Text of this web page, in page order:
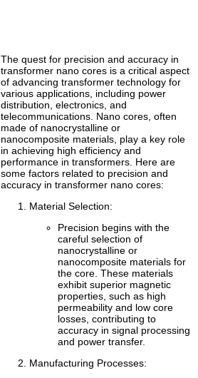
The quest for precision and accuracy in
transformer nano cores is a critical aspect
of advancing transformer technology for
various applications, including power
distribution, electronics, and
telecommunications. Nano cores, often
made of nanocrystalline or
nanocomposite materials, play a key role
in achieving high efficiency and
performance in transformers. Here are
some factors related to precision and
accuracy in transformer nano cores:
Material Selection:
Precision begins with the
careful selection of
nanocrystalline or
nanocomposite materials for
the core. These materials
exhibit superior magnetic
properties, such as high
permeability and low core
losses, contributing to
accuracy in signal processing
and power transfer.
Manufacturing Processes: